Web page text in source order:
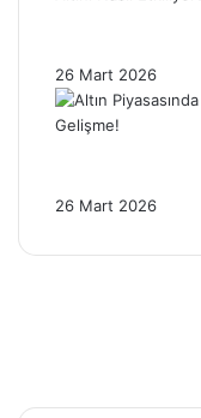
26 Mart 2026
26 Mart 2026